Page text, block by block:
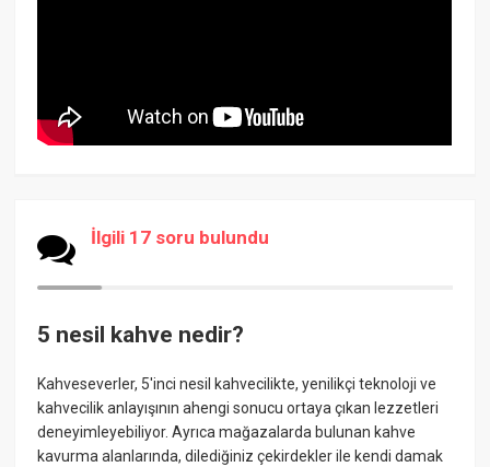
İlgili 17 soru bulundu
5 nesil kahve nedir?
Kahveseverler, 5'inci nesil kahvecilikte, yenilikçi teknoloji ve
kahvecilik anlayışının ahengi sonucu ortaya çıkan lezzetleri
deneyimleyebiliyor. Ayrıca mağazalarda bulunan kahve
kavurma alanlarında, dilediğiniz çekirdekler ile kendi damak